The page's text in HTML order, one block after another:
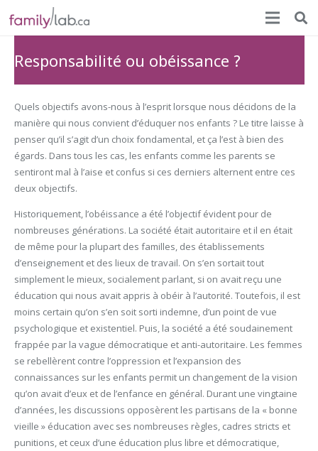
Responsabilité ou obéissance ?
Quels objectifs avons-nous à l’esprit lorsque nous décidons de la
manière qui nous convient d’éduquer nos enfants ? Le titre laisse à
penser qu’il s’agit d’un choix fondamental, et ça l’est à bien des
égards. Dans tous les cas, les enfants comme les parents se
sentiront mal à l’aise et confus si ces derniers alternent entre ces
deux objectifs.
Historiquement, l’obéissance a été l’objectif évident pour de
nombreuses générations. La société était autoritaire et il en était
de même pour la plupart des familles, des établissements
d’enseignement et des lieux de travail. On s’en sortait tout
simplement le mieux, socialement parlant, si on avait reçu une
éducation qui nous avait appris à obéir à l’autorité. Toutefois, il est
moins certain qu’on s’en soit sorti indemne, d’un point de vue
psychologique et existentiel. Puis, la société a été soudainement
frappée par la vague démocratique et anti-autoritaire. Les femmes
se rebellèrent contre l’oppression et l’expansion des
connaissances sur les enfants permit un changement de la vision
qu’on avait d’eux et de l’enfance en général. Durant une vingtaine
d’années, les discussions opposèrent les partisans de la « bonne
vieille » éducation avec ses nombreuses règles, cadres stricts et
punitions, et ceux d’une éducation plus libre et démocratique,